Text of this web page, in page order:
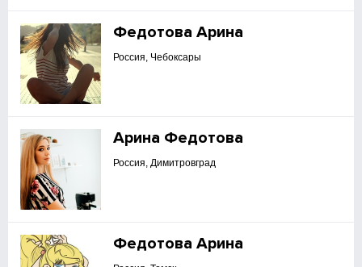
Федотова Арина
Россия, Чебоксары
Арина Федотова
Россия, Димитровград
Федотова Арина